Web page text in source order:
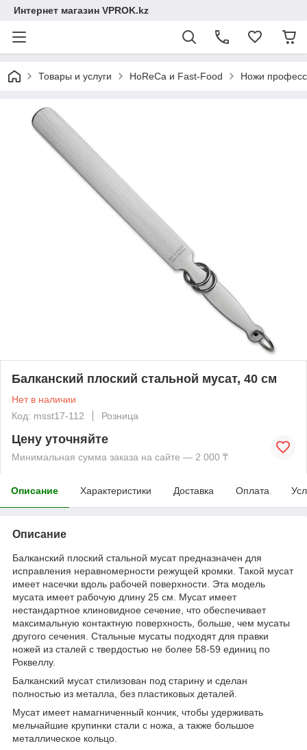
Интернет магазин VPROK.kz
Товары и услуги HoReCa и Fast-Food Ножи
Балканский плоский стальной мусат, 40 см
Нет в наличии
Код: msst17-112
Розница
Цену уточняйте
Минимальная сумма заказа на сайте — 2 000 ₸
Описание Характеристики Доставка Оплата
Описание
Балканский плоский стальной мусат предназначен для
исправления неравномерности режущей кромки. Такой мусат
имеет насечки вдоль рабочей поверхности. Эта модель
мусата имеет рабочую длину 25 см. Мусат имеет
нестандартное клиновидное сечение, что обеспечивает
максимальную контактную поверхность, больше, чем мусаты
другого сечения. Стальные мусаты подходят для правки
ножей из сталей с твердостью не более 58-59 единиц по
Роквеллу.
Балканский мусат стилизован под старину и сделан
полностью из металла, без пластиковых деталей.
Мусат имеет намагниченный кончик, чтобы удерживать
мельчайшие крупинки стали с ножа, а также большое
металлическое кольцо.